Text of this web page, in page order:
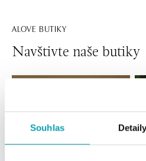
Souhlas Detaily
ALOVE BUTIKY
Navštivte naše butiky